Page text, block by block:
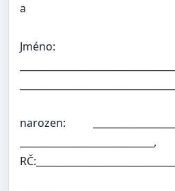
a
Jméno:
narozen:
____________________________,